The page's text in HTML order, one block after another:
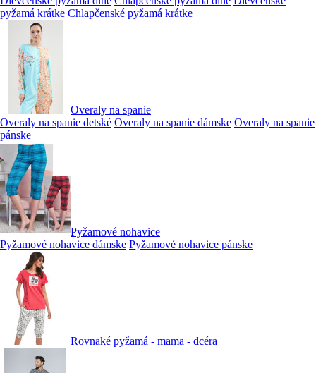
pyžamá krátke Chlapčenské pyžamá krátke
Overaly na spanie
Overaly na spanie detské Overaly na spanie dámske Overaly na spanie
pánske
Pyžamové nohavice
Pyžamové nohavice dámske Pyžamové nohavice pánske
Rovnaké pyžamá - mama - dcéra